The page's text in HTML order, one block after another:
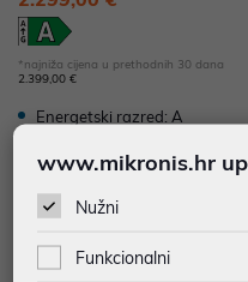
*najniža cijena u prethodnih 30 dana
2.399,00 €
Energetski razred: A
-4%
www.mikronis.hr
Nužni
Funkcionalni